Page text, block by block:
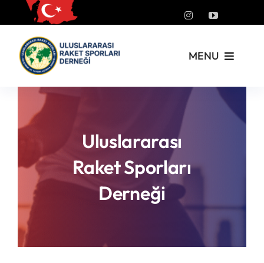
to
content
MENU
Kurumsal
Yönetmelikler
Turnuvalar
PickleFast
Branşlar
Uluslararası
Raket Sporları
Derneği